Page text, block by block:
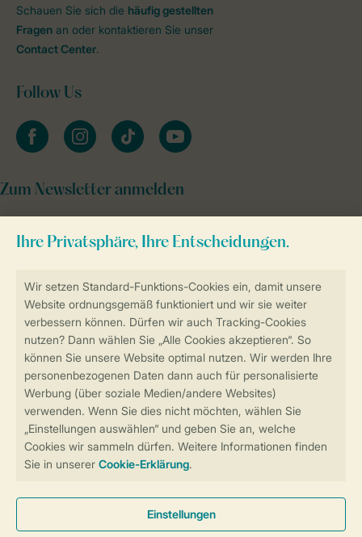
Sicherstellung Deiner Privatsphäre
Sicher und schnell zur Online-Buchung
Sichere Datenübertragung
Sicheres Bezahlen
Schauen Sie sich die häufig gestellten
Fragen an oder kontaktieren Sie unser
Contact Center.
Follow Us
facebookinstagramtiktok youtube
Zum Newsletter anmelden